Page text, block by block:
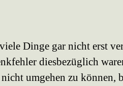
Dinge gar nicht erst
diesbezüglich
umgehen zu können,